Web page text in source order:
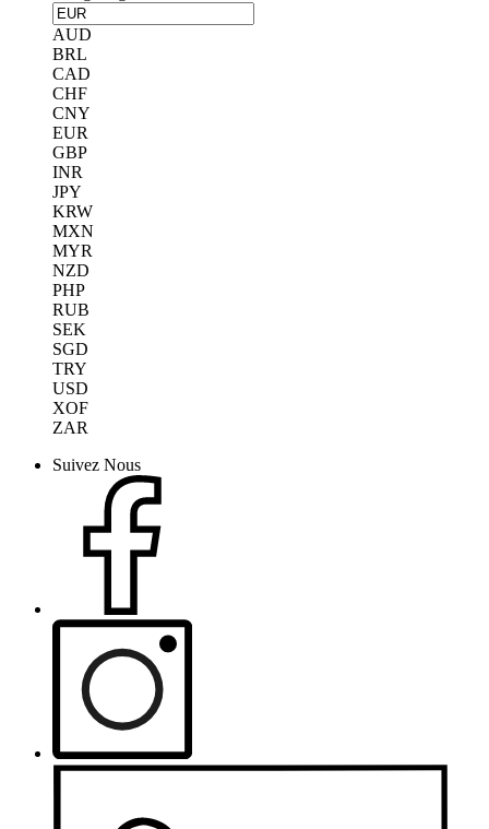
AUD
BRL
CAD
CHF
CNY
EUR
GBP
INR
JPY
KRW
MXN
MYR
NZD
PHP
RUB
SEK
SGD
TRY
USD
XOF
ZAR
Suivez Nous